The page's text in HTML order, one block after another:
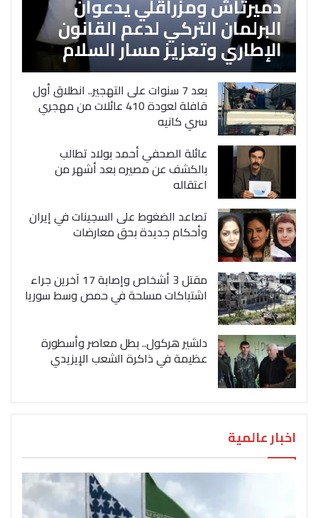
البرلمان التركي لدعم القانون
الإطاري وتعزيز مسار السلام
بعد 7 سنوات على التهجير.. انطلاق أول
قافلة لعودة 410 عائلات من مهجري
سري كانيه
عائلة الصحفي أحمد بولاد تطالب
بالكشف عن مصيره بعد أشهر من
اعتقاله
تصاعد الضغوط على السجينات في إيران
وأحكام جديدة بحق معارضات
مقتل 3 أشخاص وإصابة 17 آخرين جراء
اشتباكات مسلحة في حمص وسط سوريا
دلشير هركول.. بطل معاصر وأسطورة
عظيمة في ذاكرة الشعب الإيزيدي
اخبار عالمية